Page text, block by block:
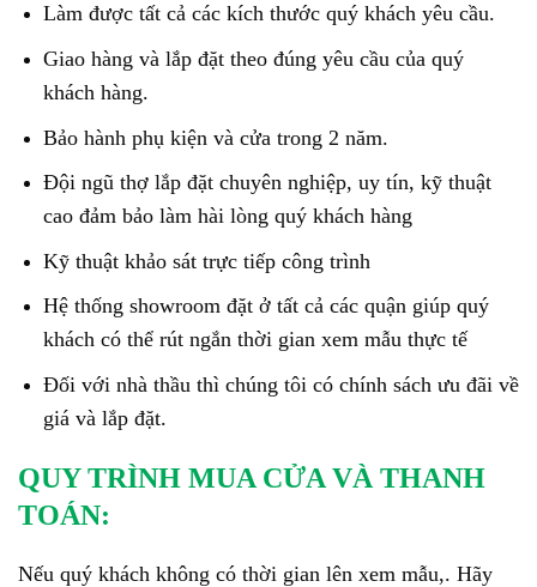
Làm được tất cả các kích thước quý khách yêu cầu.
Giao hàng và lắp đặt theo đúng yêu cầu của quý
khách hàng.
Bảo hành phụ kiện và cửa trong 2 năm.
Đội ngũ thợ lắp đặt chuyên nghiệp, uy tín, kỹ thuật
cao đảm bảo làm hài lòng quý khách hàng
Kỹ thuật khảo sát trực tiếp công trình
Hệ thống showroom đặt ở tất cả các quận giúp quý
khách có thể rút ngắn thời gian xem mẫu thực tế
Đối với nhà thầu thì chúng tôi có chính sách ưu đãi về
giá và lắp đặt.
QUY TRÌNH MUA CỬA VÀ THANH
TOÁN:
Nếu quý khách không có thời gian lên xem mẫu,. Hãy